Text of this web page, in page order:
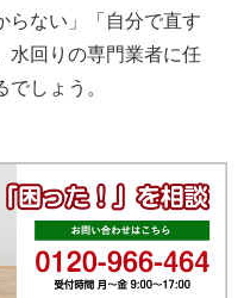
らない」「自分で直す
水回りの専門業者に任
しょう。